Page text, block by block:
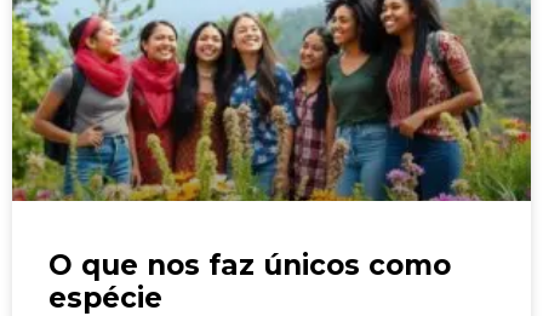
O que nos faz únicos como
espécie